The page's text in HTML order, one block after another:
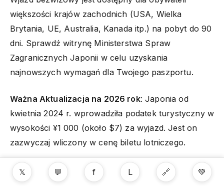
większości krajów zachodnich (USA, Wielka
Brytania, UE, Australia, Kanada itp.) na pobyt do 90
dni. Sprawdź witrynę Ministerstwa Spraw
Zagranicznych Japonii w celu uzyskania
najnowszych wymagań dla Twojego paszportu.
Ważna Aktualizacja na 2026 rok: Japonia od
kwietnia 2024 r. wprowadziła podatek turystyczny w
wysokości ¥1 000 (około $7) za wyjazd. Jest on
zazwyczaj wliczony w cenę biletu lotniczego.
𝕏 💬 f L 🔗 💚